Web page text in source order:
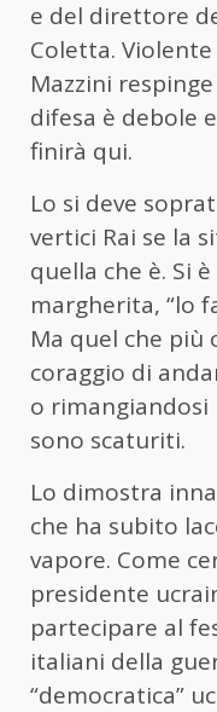
e del direttore
Coletta.
Mazzini
difesa è debole
finirà qui.
Lo si deve
vertici Rai se la
quella che è. Si
margherita, “lo
Ma quel che più
coraggio di
o rimangiandosi
sono scaturiti.
Lo dimostra
che ha subito
vapore. Come
presidente
partecipare al
italiani della
“democratica”